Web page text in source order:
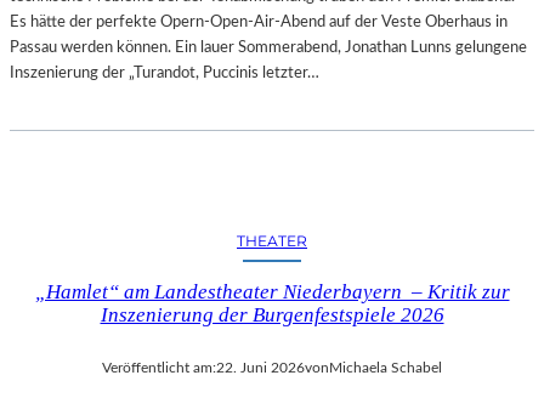
Es hätte der perfekte Opern-Open-Air-Abend auf der Veste Oberhaus in
Passau werden können. Ein lauer Sommerabend, Jonathan Lunns gelungene
Inszenierung der „Turandot, Puccinis letzter…
THEATER
„Hamlet“ am Landestheater Niederbayern – Kritik zur
Inszenierung der Burgenfestspiele 2026
Veröffentlicht am:22. Juni 2026vonMichaela Schabel